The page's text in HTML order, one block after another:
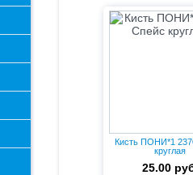
Кисть ПОНИ*1
круглая
25.00